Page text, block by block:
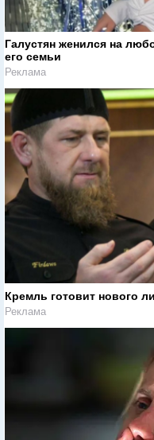
Галустян женился на
его семьи
Реклама
Кремль готовит нового
Реклама